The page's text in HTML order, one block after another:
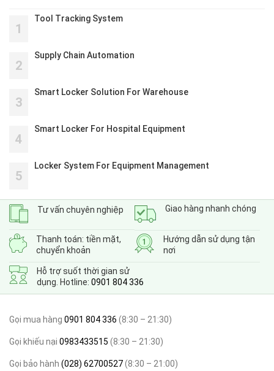
1
Tool Tracking System
2
Supply Chain Automation
3
Smart Locker Solution For Warehouse
4
Smart Locker For Hospital Equipment
5
Locker System For Equipment Management
Tư vấn chuyên nghiệp Giao hàng nhanh chóng
Thanh toán: tiền mặt,
chuyển khoản
Hướng dẫn sử dụng tận
nơi
Hỗ trợ suốt thời gian sử
dụng. Hotline: 0901 804 336
Gọi mua hàng 0901 804 336 (8:30 – 21:30)
Gọi khiếu nại 0983433515 (8:30 – 21:30)
Gọi bảo hành (028) 62700527(8:30 – 21:00)